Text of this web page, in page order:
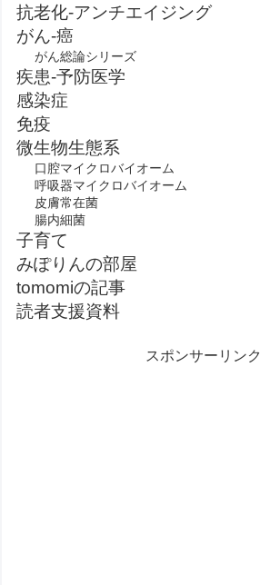
抗老化-アンチエイジング
がん-癌
がん総論シリーズ
疾患-予防医学
感染症
免疫
微生物生態系
口腔マイクロバイオーム
呼吸器マイクロバイオーム
皮膚常在菌
腸内細菌
子育て
みぽりんの部屋
tomomiの記事
読者支援資料
スポンサーリンク